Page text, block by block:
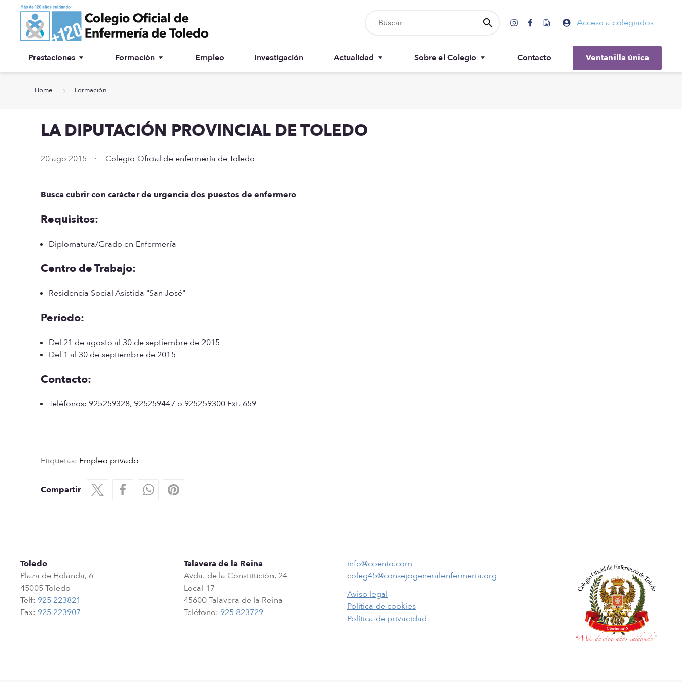
Ir a contenido principal Acceso a colegiados
Prestaciones
Asesoría jurídica
Especialidades
Formación Empleo Investigación Actualidad
Recursos
Sobre el Colegio Contacto Ventanilla única
Home Formación
LA DIPUTACIÓN PROVINCIAL DE TOLEDO
20 ago 2015 · Colegio Oficial de enfermería de Toledo
Busca cubrir con carácter de urgencia dos puestos de enfermero
Requisitos:
Diplomatura/Grado en Enfermería
Centro de Trabajo:
Residencia Social Asistida "San José"
Período:
Del 21 de agosto al 30 de septiembre de 2015
Del 1 al 30 de septiembre de 2015
Contacto:
Teléfonos: 925259328, 925259447 o 925259300 Ext. 659
Etiquetas: Empleo privado
Compartir
Toledo
Plaza de Holanda, 6
45005 Toledo
Telf: 925 223821
Fax: 925 223907
Talavera de la Reina
Avda. de la Constitución, 24
Local 17
45600 Talavera de la Reina
Teléfono: 925 823729
info@coento.com
coleg45@consejogeneralenfermeria.org
Aviso legal
Política de cookies
Política de privacidad